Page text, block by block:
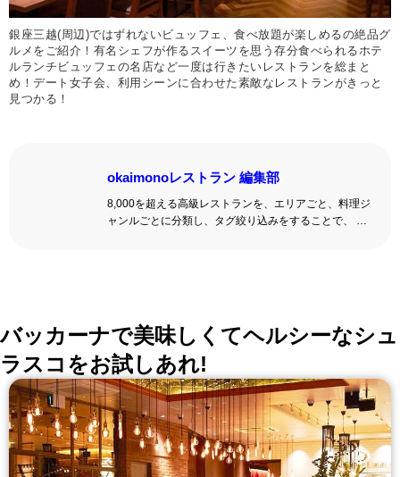
銀座三越(周辺)ではずれないビュッフェ、食べ放題が楽しめるの絶品グ
ルメをご紹介！有名シェフが作るスイーツを思う存分食べられるホテ
ルランチビュッフェの名店など一度は行きたいレストランを総まと
め！デート女子会、利用シーンに合わせた素敵なレストランがきっと
見つかる！
okaimonoレストラン 編集部
8,000を超える高級レストランを、エリアごと、料理ジ
ャンルごとに分類し、タグ絞り込みをすることで、 い
バッカーナで美味しくてヘルシーなシュ
ラスコをお試しあれ!